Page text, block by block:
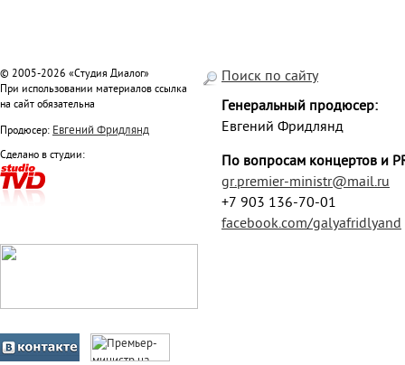
© 2005-2026 «Студия Диалог»
При использовании материалов ссылка
на сайт обязательна
Продюсер: Евгений Фридлянд
Сделано в студии:
Поиск по сайту
Генеральный продюсер:
Евгений Фридлянд
По вопросам концертов и
gr.premier-ministr@mail.ru
+7 903 136-70-01
facebook.com/galyafridlyand